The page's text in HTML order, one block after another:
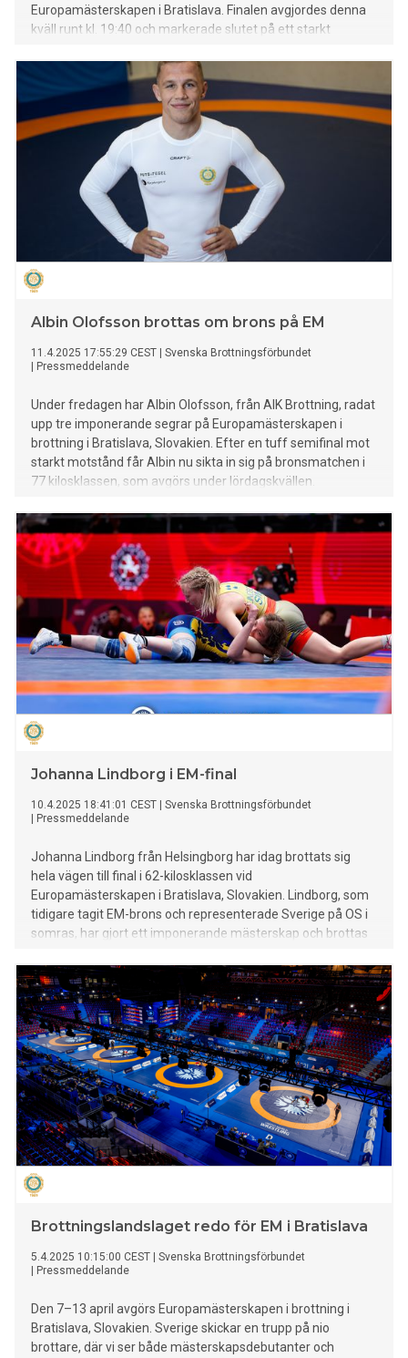
Europamästerskapen i Bratislava. Finalen avgjordes denna
kväll runt kl. 19:40 och markerade slutet på ett starkt
Albin Olofsson brottas om brons på EM
11.4.2025 17:55:29 CEST
Svenska Brottningsförbundet
Pressmeddelande
Under fredagen har Albin Olofsson, från AIK Brottning, radat
upp tre imponerande segrar på Europamästerskapen i
brottning i Bratislava, Slovakien. Efter en tuff semifinal mot
starkt motstånd får Albin nu sikta in sig på bronsmatchen i
77 kilosklassen, som avgörs under lördagskvällen.
Johanna Lindborg i EM-final
10.4.2025 18:41:01 CEST
Svenska Brottningsförbundet
Pressmeddelande
Johanna Lindborg från Helsingborg har idag brottats sig
hela vägen till final i 62-kilosklassen vid
Europamästerskapen i Bratislava, Slovakien. Lindborg, som
tidigare tagit EM-brons och representerade Sverige på OS i
somras, har gjort ett imponerande mästerskap och brottas
Brottningslandslaget redo för EM i Bratislava
5.4.2025 10:15:00 CEST
Svenska Brottningsförbundet
Pressmeddelande
Den 7–13 april avgörs Europamästerskapen i brottning i
Bratislava, Slovakien. Sverige skickar en trupp på nio
brottare, där vi ser både mästerskapsdebutanter och